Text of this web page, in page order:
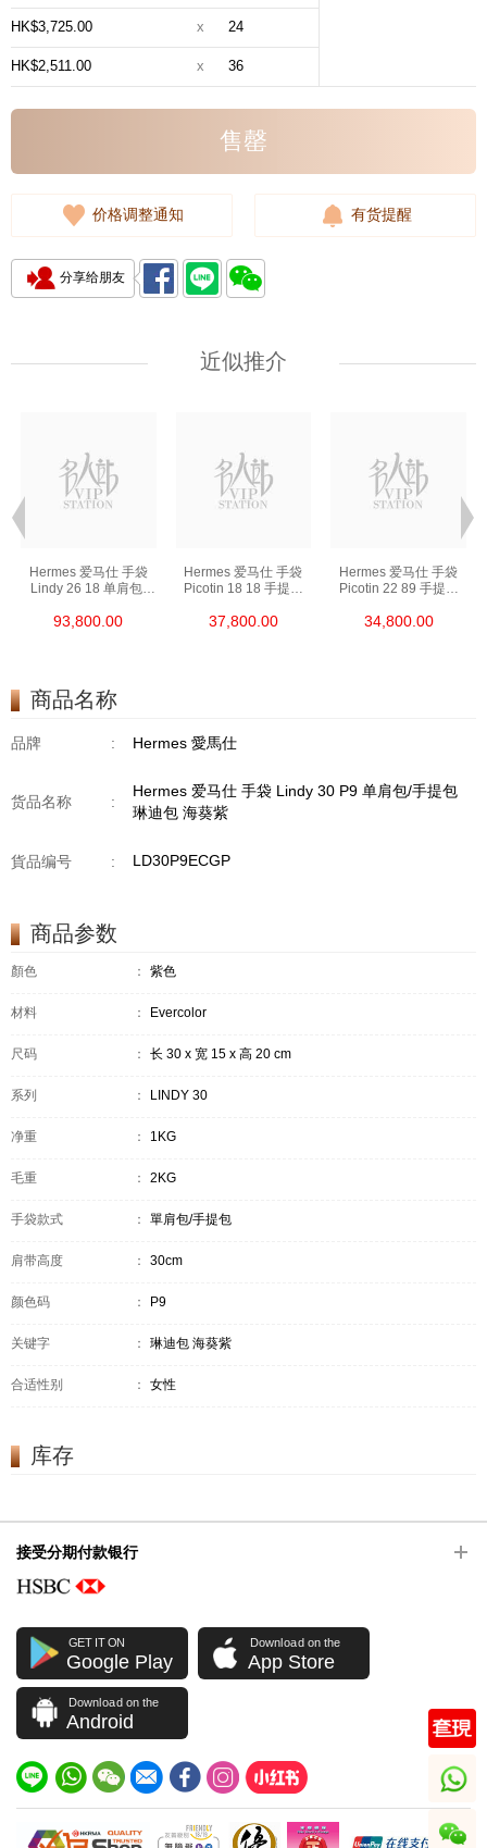
HK$3,725.00 x 24
HK$2,511.00 x 36
售罄
价格调整通知 有货提醒
分享给朋友
近似推介
Hermes 爱马仕 手袋
Lindy 26 18 单肩包/
93,800.00
Hermes 爱马仕 手袋
Picotin 18 18 手提包
37,800.00
Hermes 爱马仕 手袋
Picotin 22 89 手提包
34,800.00
商品名称
品牌 : Hermes 愛馬仕
货品名称 :
Hermes 爱马仕 手袋 Lindy 30 P9 单肩包/手提包
琳迪包 海葵紫
貨品编号 : LD30P9ECGP
商品参数
顏色 ： 紫色
材料 ： Evercolor
尺码 ： 长 30 x 宽 15 x 高 20 cm
系列 ： LINDY 30
净重 ： 1KG
毛重 ： 2KG
手袋款式 ： 單肩包/手提包
肩带高度 ： 30cm
颜色码 ： P9
关键字 ： 琳迪包 海葵紫
合适性别 ： 女性
库存
接受分期付款银行
GET IT ON
Google Play
Download on the
App Store
Download on the
Android
whatsapp